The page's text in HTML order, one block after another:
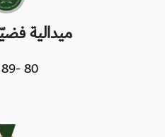
ميدالية
80 -89 نقطة